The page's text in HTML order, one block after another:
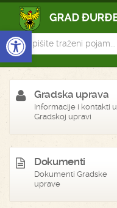
Open toolbar
Gradska uprava
Informacije i kontakti u
Gradskoj upravi
Dokumenti
Dokumenti Gradske
uprave